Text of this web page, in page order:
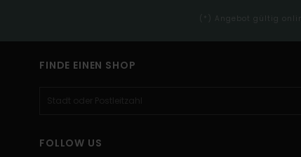
(*) Angebot gültig
FINDE EINEN SHOP
FOLLOW US